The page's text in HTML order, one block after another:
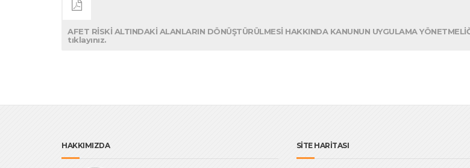
AFET RİSKİ ALTINDAKİ ALANLARIN DÖNÜŞTÜRÜLMESİ HAKKINDA KANUNUN UYGULAMA
tıklayınız.
HAKKIMIZDA SİTE HARİTASI